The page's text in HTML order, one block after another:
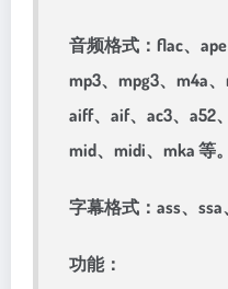
音频格式：flac、ape
mp3、mpg3、m4a
aiff、aif、ac3、a52
mid、midi、mka 等。
字幕格式：ass、
功能：